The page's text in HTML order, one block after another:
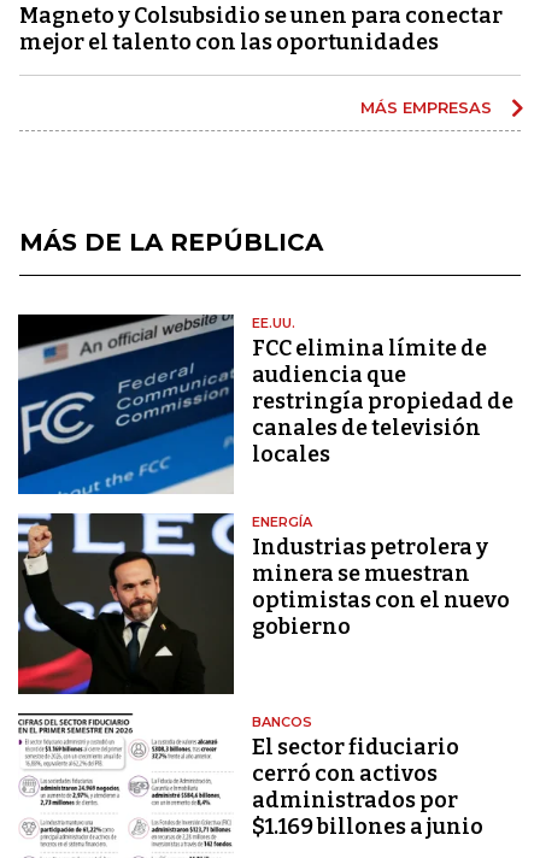
Magneto y Colsubsidio se unen para conectar
mejor el talento con las oportunidades
MÁS EMPRESAS
MÁS DE LA REPÚBLICA
EE.UU.
FCC elimina límite de
audiencia que
restringía propiedad de
canales de televisión
locales
ENERGÍA
Industrias petrolera y
minera se muestran
optimistas con el nuevo
gobierno
BANCOS
El sector fiduciario
cerró con activos
administrados por
$1.169 billones a junio